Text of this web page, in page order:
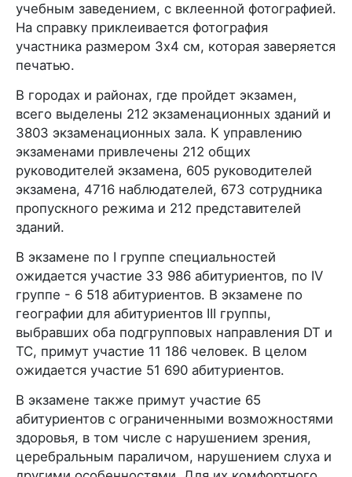
учебным заведением, с вклеенной фотографией.
На справку приклеивается фотография
участника размером 3x4 см, которая заверяется
печатью.
В городах и районах, где пройдет экзамен,
всего выделены 212 экзаменационных зданий и
3803 экзаменационных зала. К управлению
экзаменами привлечены 212 общих
руководителей экзамена, 605 руководителей
экзамена, 4716 наблюдателей, 673 сотрудника
пропускного режима и 212 представителей
зданий.
В экзамене по I группе специальностей
ожидается участие 33 986 абитуриентов, по IV
группе - 6 518 абитуриентов. В экзамене по
географии для абитуриентов III группы,
выбравших оба подгрупповых направления DT и
TC, примут участие 11 186 человек. В целом
ожидается участие 51 690 абитуриентов.
В экзамене также примут участие 65
абитуриентов с ограниченными возможностями
здоровья, в том числе с нарушением зрения,
церебральным параличом, нарушением слуха и